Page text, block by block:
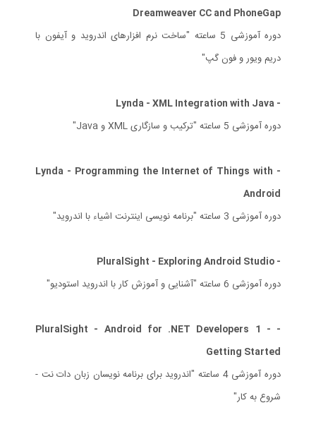
Dreamweaver CC and PhoneGap
دوره آموزشی 5 ساعته "ساخت نرم افزارهای اندروید و آیفون با
دریم ویور و فون گپ"
- Lynda - XML Integration with Java
دوره آموزشی 5 ساعته "ترکیب و سازگاری XML و Java"
- Lynda - Programming the Internet of Things with
Android
دوره آموزشی 3 ساعته "برنامه نویسی اینترنت اشیاء با اندروید"
- PluralSight - Exploring Android Studio
دوره آموزشی 6 ساعته "آشنایی و آموزش کار با اندروید استودیو"
- PluralSight - Android for .NET Developers 1 -
Getting Started
دوره آموزشی 4 ساعته "اندروید برای برنامه نویسان زبان دات نت -
شروع به کار"